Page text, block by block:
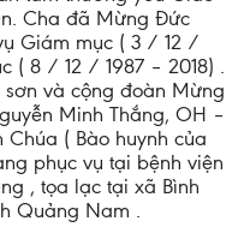
Cha đã Mừng Đức
Giám mục ( 3 / 12 /
( 8 / 12 / 1987 – 2018) .
và cộng đoàn Mừng
Minh Thắng, OH –
Chúa ( Bào huynh của
phục vụ tại bệnh viện
, tọa lạc tại xã Bình
Quảng Nam .